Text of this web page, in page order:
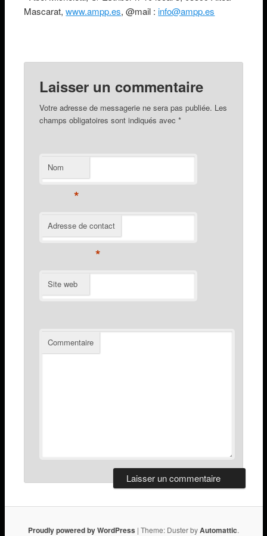
Mascarat,www.ampp.es, @mail :info@ampp.es
Laisser un commentaire
Votre adresse de messagerie ne sera pas publiée. Les
champs obligatoires sont indiqués avec *
Nom
*
Adresse de contact
*
Site web
Commentaire
Proudly powered by WordPress | Theme: Duster byAutomattic.